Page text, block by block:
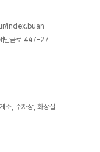
index.buan
만금로 447-27
소, 주차장, 화장실